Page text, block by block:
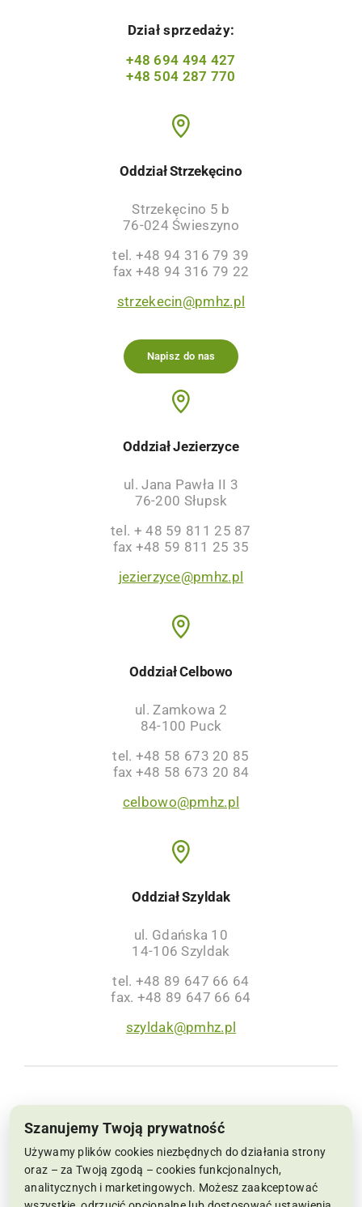
Dział sprzedaży:
+48 694 494 427
+48 504 287 770
Oddział Strzekęcino
Strzekęcino 5 b
76-024 Świeszyno
tel. +48 94 316 79 39
fax +48 94 316 79 22
strzekecin@pmhz.pl
Napisz do nas
Oddział Jezierzyce
ul. Jana Pawła II 3
76-200 Słupsk
tel. + 48 59 811 25 87
fax +48 59 811 25 35
jezierzyce@pmhz.pl
Oddział Celbowo
ul. Zamkowa 2
84-100 Puck
tel. +48 58 673 20 85
fax +48 58 673 20 84
celbowo@pmhz.pl
Oddział Szyldak
ul. Gdańska 10
14-106 Szyldak
tel. +48 89 647 66 64
fax. +48 89 647 66 64
szyldak@pmhz.pl
Rejonowy w Koszalinie IX Wydział Krajowego
Rejestru Sądowego Kapitał Zakładowy:
22.286.500 zł
Szanujemy Twoją prywatność
Używamy plików cookies niezbędnych do działania strony
oraz – za Twoją zgodą – cookies funkcjonalnych,
analitycznych i marketingowych. Możesz zaakceptować